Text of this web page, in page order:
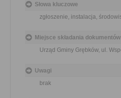
Słowa kluczowe
zgłoszenie, instalacja,
Miejsce składania dokumentów
Urząd Gminy Grębków, ul.
Uwagi
brak